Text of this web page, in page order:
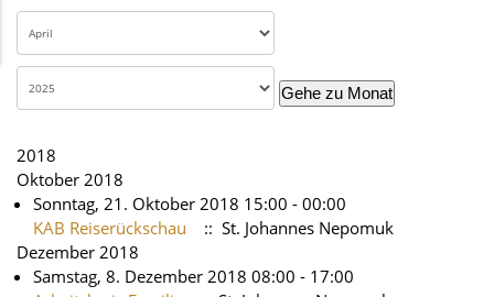
Gehe zu Monat
2018
Oktober 2018
Sonntag, 21. Oktober 2018 15:00 - 00:00
KAB Reiserückschau
:: St. Johannes Nepomuk
Dezember 2018
Samstag, 8. Dezember 2018 08:00 - 17:00